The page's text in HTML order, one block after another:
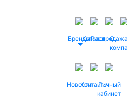
БрендыКаталог
Распродажа
О
НовостиКонтактыЛичный
кабинет